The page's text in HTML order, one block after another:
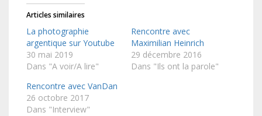
Articles similaires
La photographie
argentique sur Youtube
30 mai 2019
Dans "A voir/A lire"
Rencontre avec
Maximilian Heinrich
29 décembre 2016
Dans "Ils ont la parole"
Rencontre avec VanDan
26 octobre 2017
Dans "Interview"